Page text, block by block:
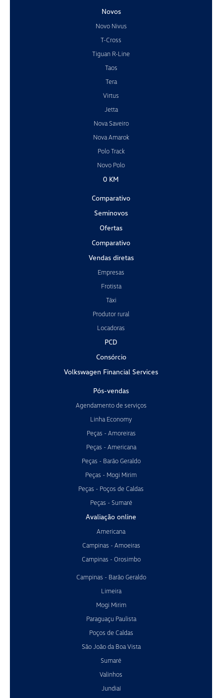
Novos
Novo Nivus
T-Cross
Tiguan R-Line
Taos
Tera
Virtus
Jetta
Nova Saveiro
Nova Amarok
Polo Track
Novo Polo
0 KM
Comparativo
Seminovos
Ofertas
Comparativo
Vendas diretas
Empresas
Frotista
Táxi
Produtor rural
Locadoras
PCD
Consórcio
Volkswagen Financial Services
Pós-vendas
Agendamento de serviços
Linha Economy
Peças - Amoreiras
Peças - Americana
Peças - Barão Geraldo
Peças - Mogi Mirim
Peças - Poços de Caldas
Peças - Sumaré
Avaliação online
Americana
Campinas - Amoeiras
Campinas - Orosimbo
Campinas - Barão Geraldo
Limeira
Mogi Mirim
Paraguaçu Paulista
Poços de Caldas
São João da Boa Vista
Sumaré
Valinhos
Jundiaí